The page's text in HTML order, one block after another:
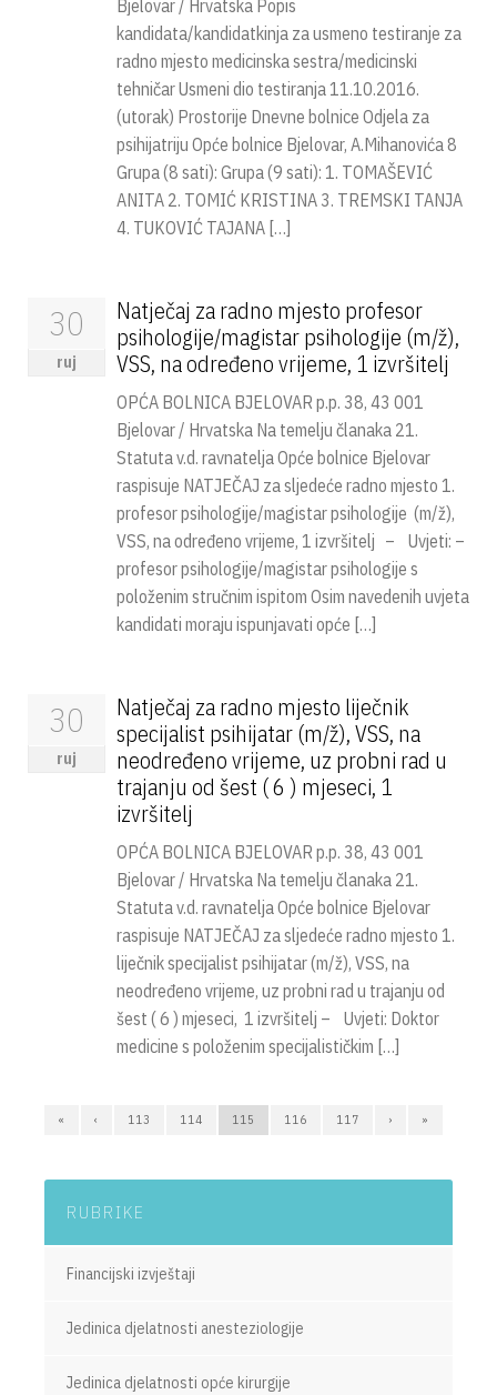
Bjelovar / Hrvatska Popis
kandidata/kandidatkinja za usmeno testiranje za
radno mjesto medicinska sestra/medicinski
tehničar Usmeni dio testiranja 11.10.2016.
(utorak) Prostorije Dnevne bolnice Odjela za
psihijatriju Opće bolnice Bjelovar, A.Mihanovića 8
Grupa (8 sati): Grupa (9 sati): 1. TOMAŠEVIĆ
ANITA 2. TOMIĆ KRISTINA 3. TREMSKI TANJA
4. TUKOVIĆ TAJANA […]
30
ruj
Natječaj za radno mjesto profesor
psihologije/magistar psihologije (m/ž),
VSS, na određeno vrijeme, 1 izvršitelj
OPĆA BOLNICA BJELOVAR p.p. 38, 43 001
Bjelovar / Hrvatska Na temelju članaka 21.
Statuta v.d. ravnatelja Opće bolnice Bjelovar
raspisuje NATJEČAJ za sljedeće radno mjesto 1.
profesor psihologije/magistar psihologije (m/ž),
VSS, na određeno vrijeme, 1 izvršitelj – Uvjeti: –
profesor psihologije/magistar psihologije s
položenim stručnim ispitom Osim navedenih uvjeta
kandidati moraju ispunjavati opće […]
30
ruj
Natječaj za radno mjesto liječnik
specijalist psihijatar (m/ž), VSS, na
neodređeno vrijeme, uz probni rad u
trajanju od šest ( 6 ) mjeseci, 1
izvršitelj
OPĆA BOLNICA BJELOVAR p.p. 38, 43 001
Bjelovar / Hrvatska Na temelju članaka 21.
Statuta v.d. ravnatelja Opće bolnice Bjelovar
raspisuje NATJEČAJ za sljedeće radno mjesto 1.
liječnik specijalist psihijatar (m/ž), VSS, na
neodređeno vrijeme, uz probni rad u trajanju od
šest ( 6 ) mjeseci, 1 izvršitelj – Uvjeti: Doktor
medicine s položenim specijalističkim […]
« ‹ 113 114 115 116 117 › »
RUBRIKE
Financijski izvještaji
Jedinica djelatnosti anesteziologije
Jedinica djelatnosti opće kirurgije